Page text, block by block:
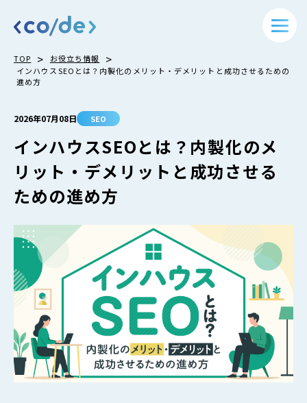
TOP > お役立ち情報 >
インハウスSEOとは？内製化のメリット・デメリットと成功させるための
進め方
2026年07月08日 SEO
インハウスSEOとは？内製化のメ
リット・デメリットと成功させる
ための進め方